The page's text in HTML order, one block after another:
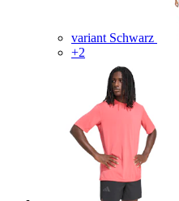
variant Schwarz
+2